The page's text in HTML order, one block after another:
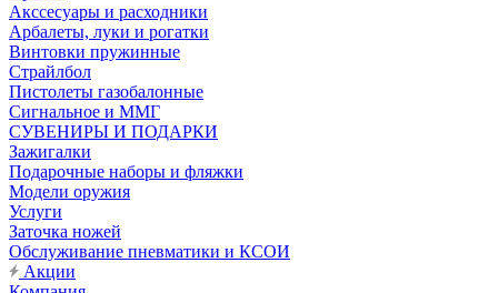
Акссесуары и расходники
Арбалеты, луки и рогатки
Винтовки пружинные
Страйлбол
Пистолеты газобалонные
Сигнальное и ММГ
СУВЕНИРЫ И ПОДАРКИ
Зажигалки
Подарочные наборы и фляжки
Модели оружия
Услуги
Заточка ножей
Обслуживание пневматики и КСОИ
Акции